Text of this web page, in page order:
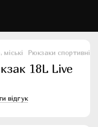
Рюкзаки спортивні,
18L Live
відгук